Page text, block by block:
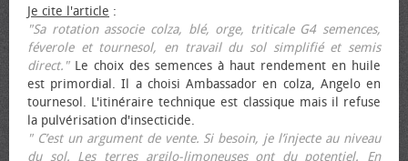
Je cite l'article :
"Sa rotation associe colza, blé, orge, triticale G4 semences,
féverole et tournesol, en travail du sol simplifié et semis
direct."Le choix des semences à haut rendement en huile
est primordial. Il a choisi Ambassador en colza, Angelo en
tournesol. L'itinéraire technique est classique mais il refuse
la pulvérisation d'insecticide.
" C’est un argument de vente. Si besoin, je l’injecte au niveau
du sol. Les terres argilo-limoneuses ont du potentiel. En